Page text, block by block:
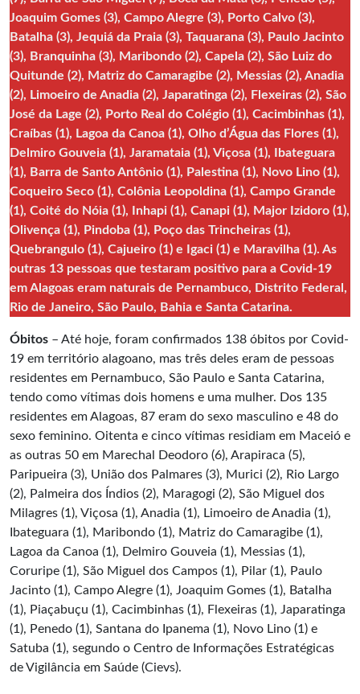
Joaquim Gomes (3), Campo Alegre (3), Porto Calvo (3),
Batalha (3), Jequiá da Praia (3), Taquarana (3), Paulo Jacinto
(3), Branquinha (3), Maribondo (2), Capela (2), São Luiz do
Quitunde (2), Matriz do Camaragibe (2), Messias (2), Anadia
(2), Limoeiro de Anadia (2), Japaratinga (2), Flexeiras (2), São
José da Lage (2), Porto Real do Colégio (1), Cacimbinhas (1),
Craíbas (1), Lagoa da Canoa (1), Olho d’Água das Flores (1),
Delmiro Gouveia (1), Jaramataia (1), Viçosa (1), Ibateguara
(1), Barra de Santo Antônio (1), Palestina (1), Novo Lino (1),
Coqueiro Seco (1), Colônia Leopoldina (1), Campo Grande
(1), Coité do Nóia (1), Inhapi (1), Canapi (1), Major Izidoro (1),
Olivença (1), Pindoba (1), Poço das Trincheiras (1),
Quebrangulo (1), Cajueiro (1) e Igaci (1) e Maravilha (1). As
outras 13 pessoas que testaram positivo para a Covid-19
em Alagoas eram naturais de Pernambuco, Distrito Federal,
Rio de Janeiro, São Paulo, Bahia e Santa Catarina.
Óbitos – Até hoje, foram confirmados 138 óbitos por Covid-
19 em território alagoano, mas três deles eram de pessoas
residentes em Pernambuco, São Paulo e Santa Catarina,
tendo como vítimas dois homens e uma mulher. Dos 135
residentes em Alagoas, 87 eram do sexo masculino e 48 do
sexo feminino. Oitenta e cinco vítimas residiam em Maceió e
as outras 50 em Marechal Deodoro (6), Arapiraca (5),
Paripueira (3), União dos Palmares (3), Murici (2), Rio Largo
(2), Palmeira dos Índios (2), Maragogi (2), São Miguel dos
Milagres (1), Viçosa (1), Anadia (1), Limoeiro de Anadia (1),
Ibateguara (1), Maribondo (1), Matriz do Camaragibe (1),
Lagoa da Canoa (1), Delmiro Gouveia (1), Messias (1),
Coruripe (1), São Miguel dos Campos (1), Pilar (1), Paulo
Jacinto (1), Campo Alegre (1), Joaquim Gomes (1), Batalha
(1), Piaçabuçu (1), Cacimbinhas (1), Flexeiras (1), Japaratinga
(1), Penedo (1), Santana do Ipanema (1), Novo Lino (1) e
Satuba (1), segundo o Centro de Informações Estratégicas
de Vigilância em Saúde (Cievs).